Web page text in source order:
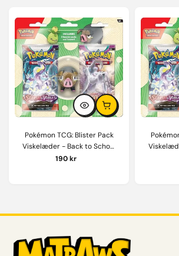
Læg i kurv
Pokémon TCG: Blister Pack
Viskelæder - Back to School
2023 : Lechonk
190 kr